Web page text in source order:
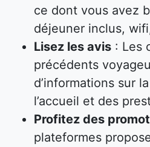
ce dont vous avez
déjeuner inclus,
Lisez les avis : Les
précédents
d’informations sur
l’accueil et des
Profitez des
plateformes